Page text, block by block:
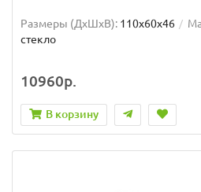
Размеры (ДхШxВ): 110х60х46
стекло
10960р.
В корзину